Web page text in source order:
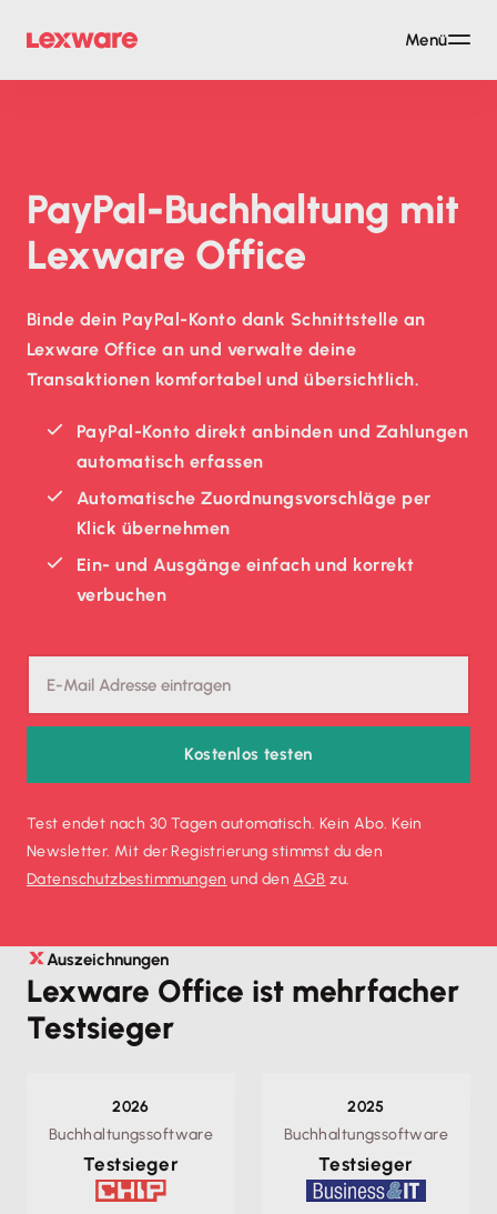
PayPal-Buchhaltung mit
Lexware Office
Binde dein PayPal-Konto dank Schnittstelle an
Lexware Office an und verwalte deine
Transaktionen komfortabel und übersichtlich.
PayPal-Konto direkt anbinden und Zahlungen
automatisch erfassen
Automatische Zuordnungsvorschläge per
Klick übernehmen
Ein- und Ausgänge einfach und korrekt
verbuchen
Kostenlos testen
Test endet nach 30 Tagen automatisch. Kein Abo. Kein
Newsletter. Mit der Registrierung stimmst du den
Datenschutz­bestimmungen und denAGB zu.
Auszeichnungen
Lexware Office ist mehrfacher
Testsieger
2026
Buchhaltungssoftware
Testsieger
2025
Buchhaltungssoftware
Testsieger
Menü